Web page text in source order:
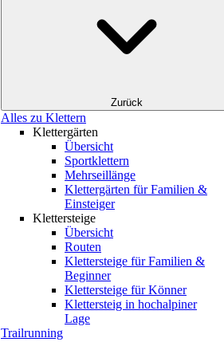
Zurück
Alles zu Klettern
Klettergärten
Übersicht
Sportklettern
Mehrseillänge
Klettergärten für Familien &
Einsteiger
Klettersteige
Übersicht
Routen
Klettersteige für Familien &
Beginner
Klettersteige für Könner
Klettersteig in hochalpiner
Lage
Trailrunning